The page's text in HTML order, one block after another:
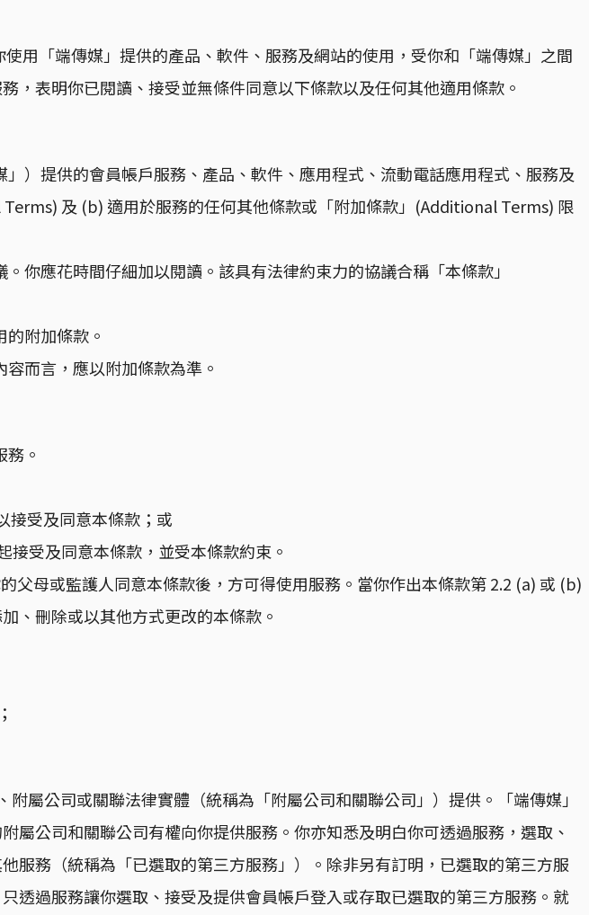
用「端傳媒」提供的產品、軟件、服務及網站的使用，受你和「端傳媒」之間
，表明你已閱讀、接受並無條件同意以下條款以及任何其他適用條款。
）提供的會員帳戶服務、產品、軟件、應用程式、流動電話應用程式、服務及
及 (b) 適用於服務的任何其他條款或「附加條款」(Additional Terms) 限
你應花時間仔細加以閱讀。該具有法律約束力的協議合稱「本條款」
附加條款。
而言，應以附加條款為準。
。
接受及同意本條款；或
受及同意本條款，並受本條款約束。
母或監護人同意本條款後，方可得使用服務。當你作出本條款第 2.2 (a) 或 (b)
、刪除或以其他方式更改的本條款。
屬公司或關聯法律實體（統稱為「附屬公司和關聯公司」）提供。「端傳媒」
公司和關聯公司有權向你提供服務。你亦知悉及明白你可透過服務，選取、
服務（統稱為「已選取的第三方服務」）。除非另有訂明，已選取的第三方服
透過服務讓你選取、接受及提供會員帳戶登入或存取已選取的第三方服務。就